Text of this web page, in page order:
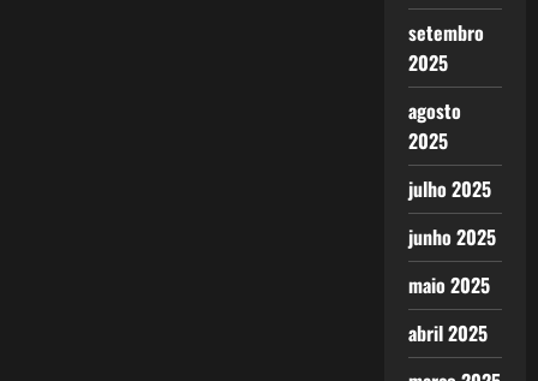
setembro
2025
agosto
2025
julho 2025
junho 2025
maio 2025
abril 2025